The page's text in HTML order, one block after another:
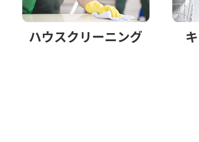
ハウスクリーニング